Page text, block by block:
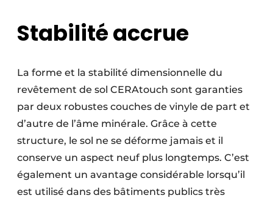
Stabilité accrue
La forme et la stabilité dimensionnelle du
revêtement de sol CERAtouch sont garanties
par deux robustes couches de vinyle de part et
d’autre de l’âme minérale. Grâce à cette
structure, le sol ne se déforme jamais et il
conserve un aspect neuf plus longtemps. C’est
également un avantage considérable lorsqu’il
est utilisé dans des bâtiments publics très